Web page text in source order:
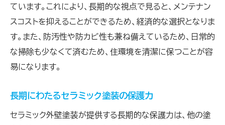
ています。これにより、長期的な視点で見ると、メンテナン
スコストを抑えることができるため、経済的な選択となりま
す。また、防汚性や防カビ性も兼ね備えているため、日常的
な掃除も少なくて済むため、住環境を清潔に保つことが容
易になります。
長期にわたるセラミック塗装の保護力
セラミック外壁塗装が提供する長期的な保護力は、他の塗